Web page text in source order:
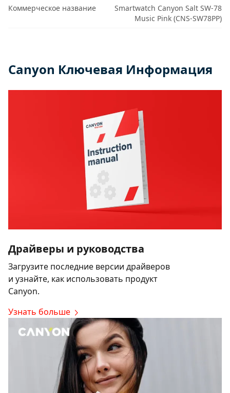
Коммерческое название
Smartwatch Canyon Salt SW-78
Music Pink (CNS-SW78PP)
Canyon Ключевая Информация
Драйверы и руководства
Загрузите последние версии драйверов
и узнайте, как использовать продукт
Canyon.
Узнать больше